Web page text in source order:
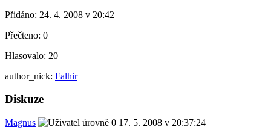
Přidáno: 24. 4. 2008 v 20:42
Přečteno: 0
Hlasovalo: 20
author_nick: Falhir
Diskuze
Magnus
17. 5. 2008 v 20:37:24